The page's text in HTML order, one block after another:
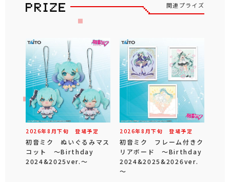
関連プライズ
2026年8 月下旬 登場予定
初音ミク ぬいぐるみマス
コット ～Birthday
2024&2025ver.～
2026年8 月下旬 登場予定
初音ミク フレーム付きク
リアボード ～Birthday
2024&2025&2026ver.
～